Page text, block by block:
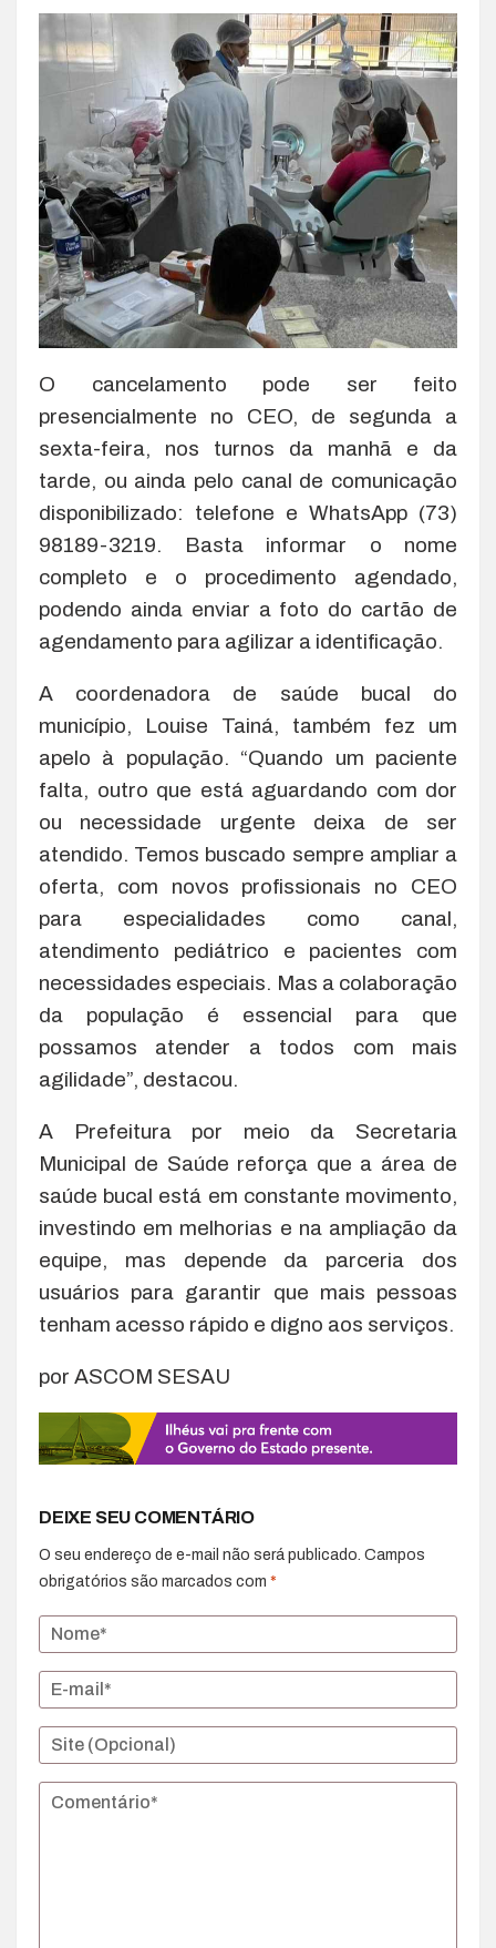
O cancelamento pode ser feito
presencialmente no CEO, de segunda a
sexta-feira, nos turnos da manhã e da
tarde, ou ainda pelo canal de comunicação
disponibilizado: telefone e WhatsApp (73)
98189-3219. Basta informar o nome
completo e o procedimento agendado,
podendo ainda enviar a foto do cartão de
agendamento para agilizar a identificação.
A coordenadora de saúde bucal do
município, Louise Tainá, também fez um
apelo à população. “Quando um paciente
falta, outro que está aguardando com dor
ou necessidade urgente deixa de ser
atendido. Temos buscado sempre ampliar a
oferta, com novos profissionais no CEO
para especialidades como canal,
atendimento pediátrico e pacientes com
necessidades especiais. Mas a colaboração
da população é essencial para que
possamos atender a todos com mais
agilidade”, destacou.
A Prefeitura por meio da Secretaria
Municipal de Saúde reforça que a área de
saúde bucal está em constante movimento,
investindo em melhorias e na ampliação da
equipe, mas depende da parceria dos
usuários para garantir que mais pessoas
tenham acesso rápido e digno aos serviços.
por ASCOM SESAU
DEIXE SEU COMENTÁRIO
O seu endereço de e-mail não será publicado. Campos
obrigatórios são marcados com *